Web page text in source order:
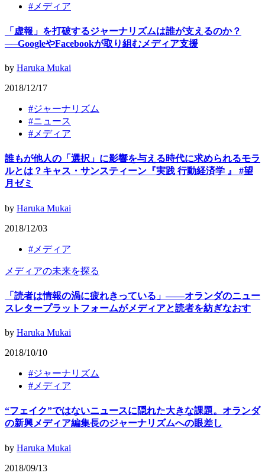
# メディア
「虚報」を打破するジャーナリズムは誰が支えるのか？
──GoogleやFacebookが取り組むメディア支援
by Haruka Mukai
2018/12/17
#ジャーナリズム
#ニュース
# メディア
誰もが他人の「選択」に影響を与える時代に求められるモラ
ルとは？キャス・サンスティーン『実践 行動経済学 』 #望
月ゼミ
by Haruka Mukai
2018/12/03
# メディア
メディアの未来を探る
「読者は情報の渦に疲れきっている」——オランダのニュー
スレタープラットフォームがメディアと読者を紡ぎなおす
by Haruka Mukai
2018/10/10
#ジャーナリズム
# メディア
“フェイク”ではないニュースに隠れた大きな課題。オランダ
の新興メディア編集長のジャーナリズムへの眼差し
by Haruka Mukai
2018/09/13